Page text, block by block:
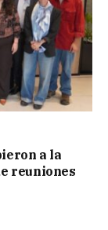
a la
reuniones